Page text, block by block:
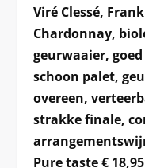
Viré Clessé,
Chardonnay,
geurwaaier,
schoon palet,
overeen,
strakke finale,
Pure taste € 18,95